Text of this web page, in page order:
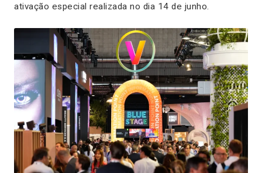
ativação especial realizada no dia 14 de junho.